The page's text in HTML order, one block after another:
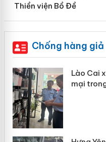
Thiền viện Bồ Đề
Chống hàng giả
Lào Cai
mại